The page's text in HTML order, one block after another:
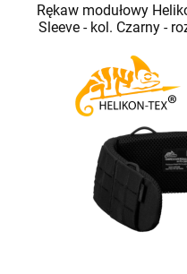
Rękaw modułowy
Sleeve - kol. Czarny -